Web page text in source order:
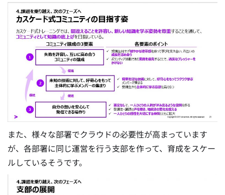
また、様々な部署でクラウドの必要性が高まっています
が、各部署に同じ運営を行う支部を作って、育成をスケー
ルしているそうです。